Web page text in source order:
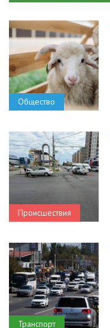
Общество
Происшествия
Транспорт